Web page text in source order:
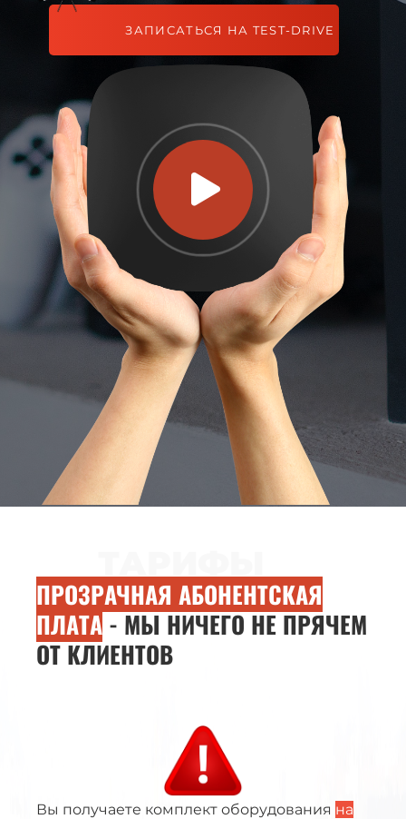
ЗАПИСАТЬСЯ НА TEST-DRIVE
ПРОЗРАЧНАЯ АБОНЕНТСКАЯ
ПЛАТА- МЫ НИЧЕГО НЕ ПРЯЧЕМ
ОТ КЛИЕНТОВ
Вы получаете комплект оборудования на